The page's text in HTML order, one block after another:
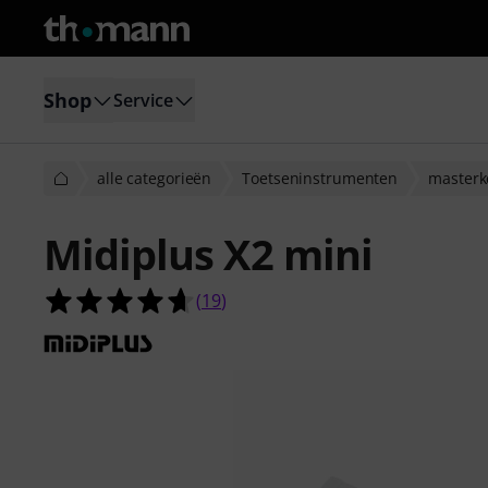
Shop Service
alle categorieën Toetseninstrumenten
Midiplus X2 mini
4.6 van de 5 sterren van 19
(19)